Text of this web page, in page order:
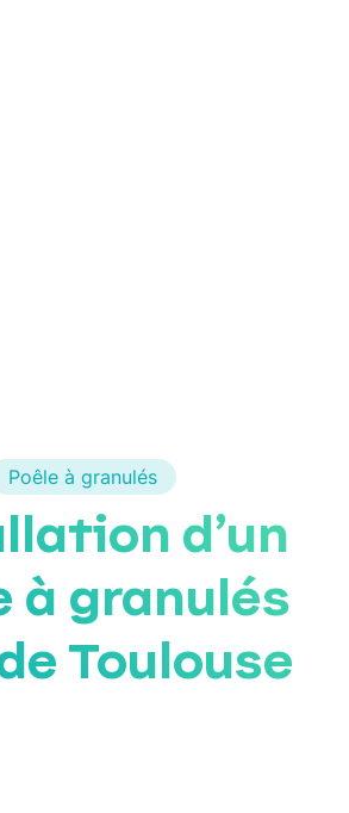
Poêle à granulés
d’un
à granulés
Toulouse